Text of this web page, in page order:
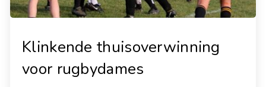
Klinkende thuisoverwinning
voor rugbydames